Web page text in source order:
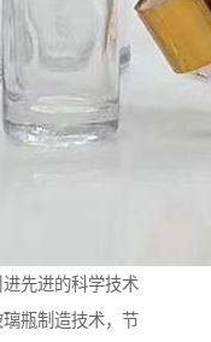
先进的科学技术
瓶制造技术，节